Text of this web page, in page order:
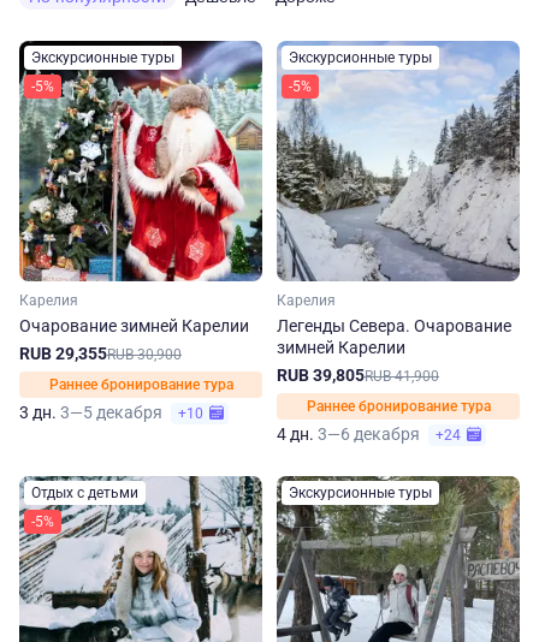
Экскурсионные туры
-5%
Карелия
Очарование зимней Карелии
RUB 29,355RUB 30,900
Раннее бронирование тура
3 дн. 3—5 декабря +10
Экскурсионные туры
-5%
Карелия
Легенды Севера. Очарование
зимней Карелии
RUB 39,805RUB 41,900
Раннее бронирование тура
4 дн. 3—6 декабря +24
Отдых с детьми
-5%
Экскурсионные туры